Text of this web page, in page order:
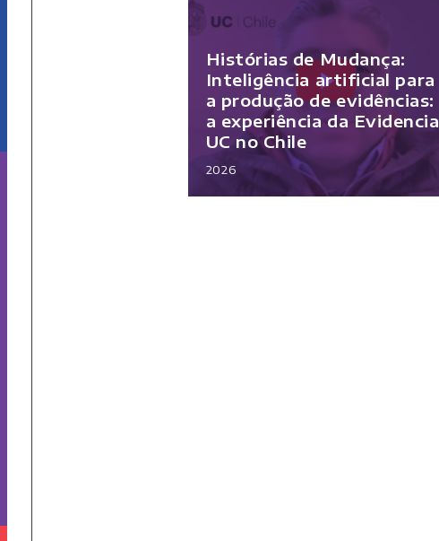
Histórias de Mudança:
Inteligência artificial para
a produção de evidências:
a experiência da Evidencia
UC no Chile
2026